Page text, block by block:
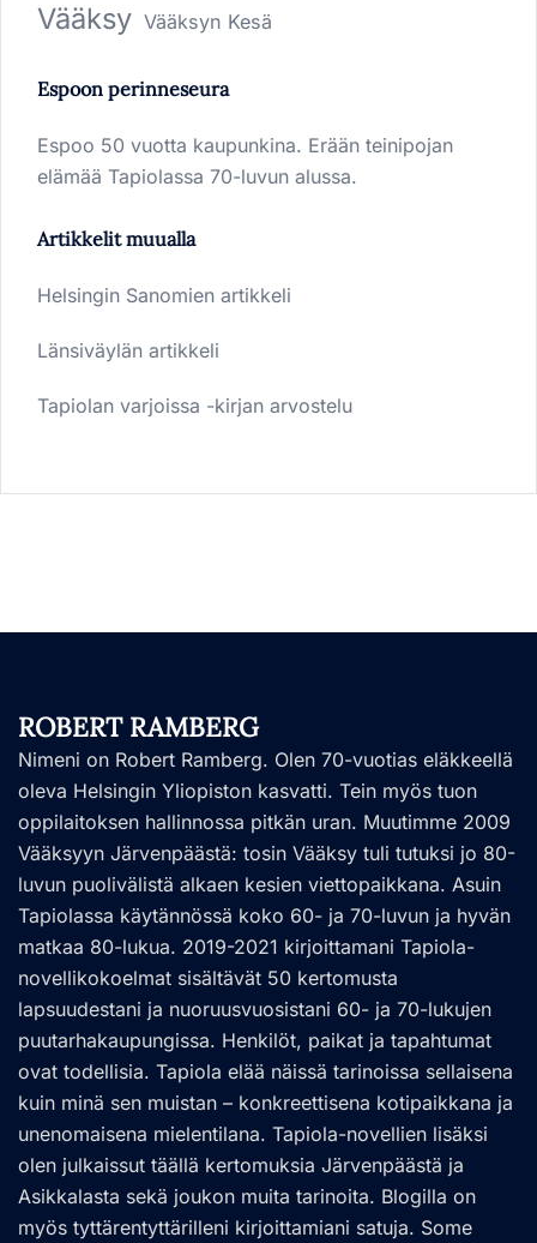
Vääksy Vääksyn Kesä
Espoon perinneseura
Espoo 50 vuotta kaupunkina. Erään teinipojan
elämää Tapiolassa 70-luvun alussa.
Artikkelit muualla
Helsingin Sanomien artikkeli
Länsiväylän artikkeli
Tapiolan varjoissa -kirjan arvostelu
ROBERT RAMBERG
Nimeni on Robert Ramberg. Olen 70-vuotias eläkkeellä
oleva Helsingin Yliopiston kasvatti. Tein myös tuon
oppilaitoksen hallinnossa pitkän uran. Muutimme 2009
Vääksyyn Järvenpäästä: tosin Vääksy tuli tutuksi jo 80-
luvun puolivälistä alkaen kesien viettopaikkana. Asuin
Tapiolassa käytännössä koko 60- ja 70-luvun ja hyvän
matkaa 80-lukua. 2019-2021 kirjoittamani Tapiola-
novellikokoelmat sisältävät 50 kertomusta
lapsuudestani ja nuoruusvuosistani 60- ja 70-lukujen
puutarhakaupungissa. Henkilöt, paikat ja tapahtumat
ovat todellisia. Tapiola elää näissä tarinoissa sellaisena
kuin minä sen muistan – konkreettisena kotipaikkana ja
unenomaisena mielentilana. Tapiola-novellien lisäksi
olen julkaissut täällä kertomuksia Järvenpäästä ja
Asikkalasta sekä joukon muita tarinoita. Blogilla on
myös tyttärentyttärilleni kirjoittamiani satuja. Some